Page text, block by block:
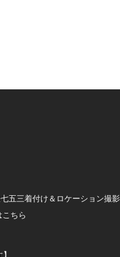
五三着付け＆ロケーション撮影
ちら